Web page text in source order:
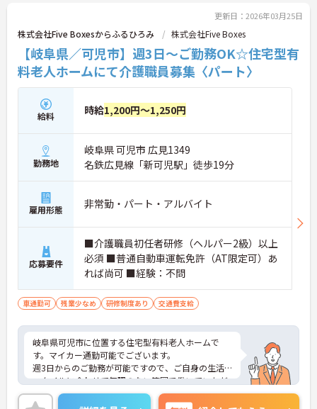
更新日：2026年03月25日
株式会社Five Boxesからふるひろみ 株式会社Five Boxes
【岐阜県／可児市】週3日～ご勤務OK☆住宅型有
料老人ホームにて介護職員募集〈パート〉
給料 時給1,200円～1,250円
勤務地
岐阜県 可児市 広見1349
名鉄広見線「新可児駅」徒歩19分
雇用形態 非常勤・パート・アルバイト
応募要件
■介護職員初任者研修（ヘルパー2級）以上
必須 ■普通自動車運転免許（AT限定可）あ
れば尚可 ■経験：不問
車通勤可 残業少なめ 研修制度あり 交通費支給
岐阜県可児市に位置する住宅型有料老人ホームで
す。マイカー通勤可能でございます。
週3日からのご勤務が可能ですので、ご自身の生活
スタイルに合わせて無理のない範囲で働いていただ
けます。
ご興味のある方には、面接対策ポイントなど、さら